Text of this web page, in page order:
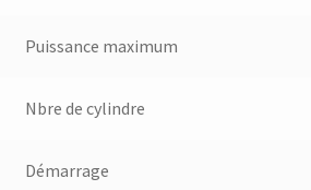
Puissance maximum
Nbre de cylindre
Démarrage